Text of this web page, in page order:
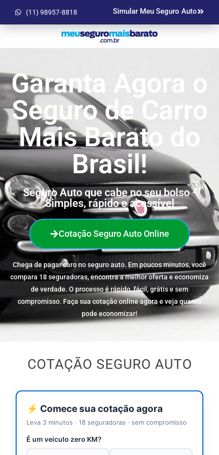
(11) 98957-8818 Simular Meu Seguro Auto
Garanta Agora o
Seguro de Carro
Mais Barato do
Brasil!
Seguro Auto que cabe no seu bolso -
Simples, rápido e acessível
Cotação Seguro Auto Online
Chega de pagar caro no seguro auto. Em poucos minutos, você
compara 18 seguradoras, encontra a melhor oferta e economiza
de verdade. O processo é rápido, fácil, grátis e sem
compromisso. Faça sua cotação online agora e veja quanto
pode economizar!
COTAÇÃO SEGURO AUTO
⚡ Comece sua cotação agora
Leva 3 minutos · 18 seguradoras · sem compromisso
É um veículo zero KM?